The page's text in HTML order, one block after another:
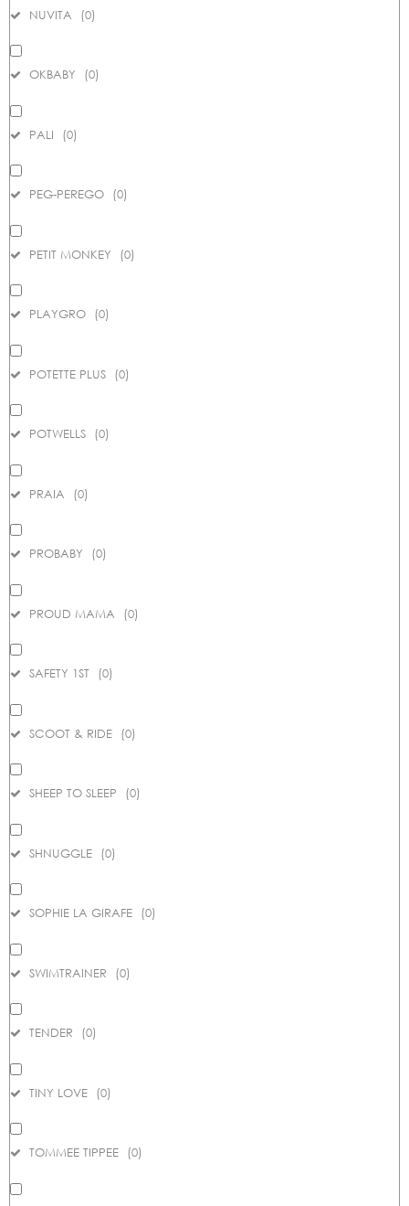
NUVITA (0)
OKBABY (0)
PALI (0)
PEG-PEREGO (0)
PETIT MONKEY (0)
PLAYGRO (0)
POTETTE PLUS (0)
POTWELLS (0)
PRAIA (0)
PROBABY (0)
PROUD MAMA (0)
SAFETY 1ST (0)
SCOOT & RIDE (0)
SHEEP TO SLEEP (0)
SHNUGGLE (0)
SOPHIE LA GIRAFE (0)
SWIMTRAINER (0)
TENDER (0)
TINY LOVE (0)
TOMMEE TIPPEE (0)